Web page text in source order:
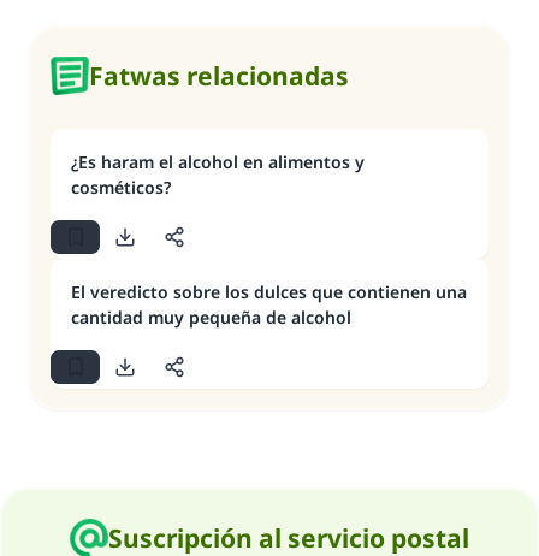
Fatwas relacionadas
¿Es haram el alcohol en alimentos y
cosméticos?
El veredicto sobre los dulces que contienen una
cantidad muy pequeña de alcohol
Suscripción al servicio postal